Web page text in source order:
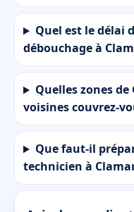
Quel est le délai
débouchage à
Quelles zones
voisines couvrez-
Que faut-il
technicien à